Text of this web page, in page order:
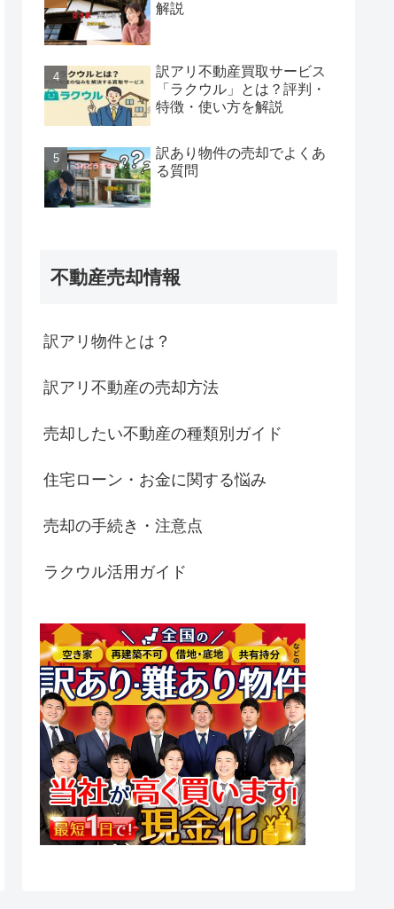
解説
訳アリ不動産買取サービス
「ラクウル」とは？評判・
特徴・使い方を解説
訳あり物件の売却でよくあ
る質問
不動産売却情報
訳アリ物件とは？
訳アリ不動産の売却方法
売却したい不動産の種類別ガイド
住宅ローン・お金に関する悩み
売却の手続き・注意点
ラクウル活用ガイド